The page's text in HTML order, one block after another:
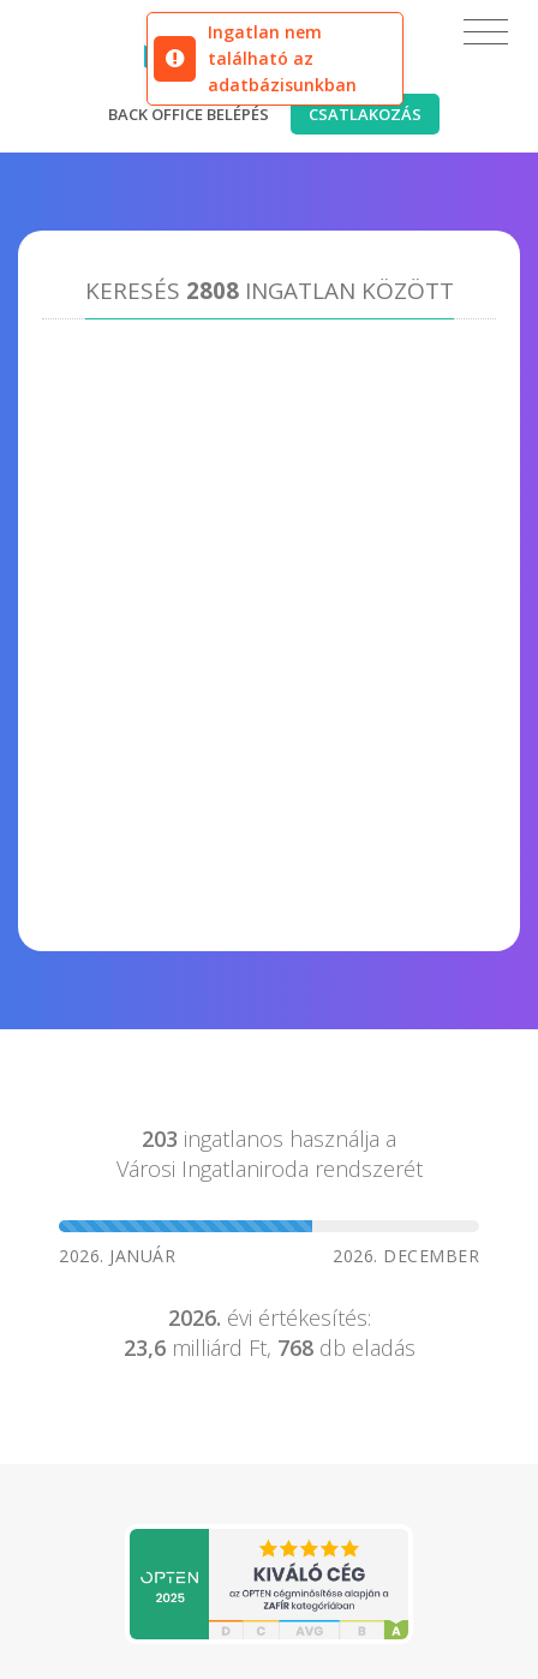
Ingatlan nem
található az
adatbázisunkban
BACK OFFICE BELÉPÉS CSATLAKOZÁS
KERESÉS 2808INGATLAN KÖZÖTT
203 ingatlanos használja a
Városi Ingatlaniroda rendszerét
2026. JANUÁR 2026. DECEMBER
2026. évi értékesítés:
23,6milliárd Ft, 768db eladás